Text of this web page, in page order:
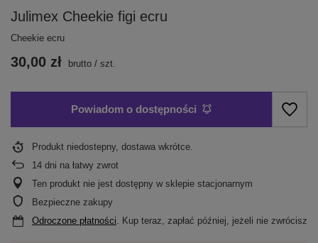
Julimex Cheekie figi ecru
Cheekie ecru
30,00 zł brutto / szt.
Powiadom o dostępności
Produkt niedostepny, dostawa wkrótce
14 dni na łatwy zwrot
Ten produkt nie jest dostępny w sklepie stacjonarnym
Bezpieczne zakupy
Odroczone płatności . Kup teraz, zapłać później, jeżeli nie zwrócisz